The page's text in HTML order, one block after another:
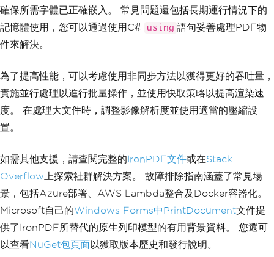
確保所需字體已正確嵌入。 常見問題還包括長期運行情況下的
記憶體使用，您可以通過使用C#
using 語句妥善處理PDF物
件來解決。
為了提高性能，可以考慮使用非同步方法以獲得更好的吞吐量，
實施並行處理以進行批量操作，並使用快取策略以提高渲染速
度。 在處理大文件時，調整影像解析度並使用適當的壓縮設
置。
如需其他支援，請查閱完整的IronPDF文件或在Stack
Overflow 上探索社群解決方案。 故障排除指南涵蓋了常見場
景，包括Azure部署、AWS Lambda整合及Docker容器化。
Microsoft自己的Windows Forms中PrintDocument文件提
供了IronPDF所替代的原生列印模型的有用背景資料。 您還可
以查看NuGet包頁面以獲取版本歷史和發行說明。